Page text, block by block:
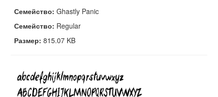
Семейство: Ghastly Panic
Семейство: Regular
Размер: 815.07 KB